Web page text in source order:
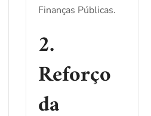
Finanças Públicas.
2.
Reforço
da